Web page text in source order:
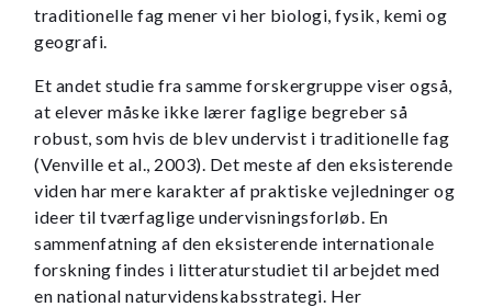
traditionelle fag mener vi her biologi, fysik, kemi og
geografi.
Et andet studie fra samme forskergruppe viser også,
at elever måske ikke lærer faglige begreber så
robust, som hvis de blev undervist i traditionelle fag
(Venville et al., 2003). Det meste af den eksisterende
viden har mere karakter af praktiske vejledninger og
ideer til tværfaglige undervisningsforløb. En
sammenfatning af den eksisterende internationale
forskning findes i litteraturstudiet til arbejdet med
en national naturvidenskabsstrategi. Her